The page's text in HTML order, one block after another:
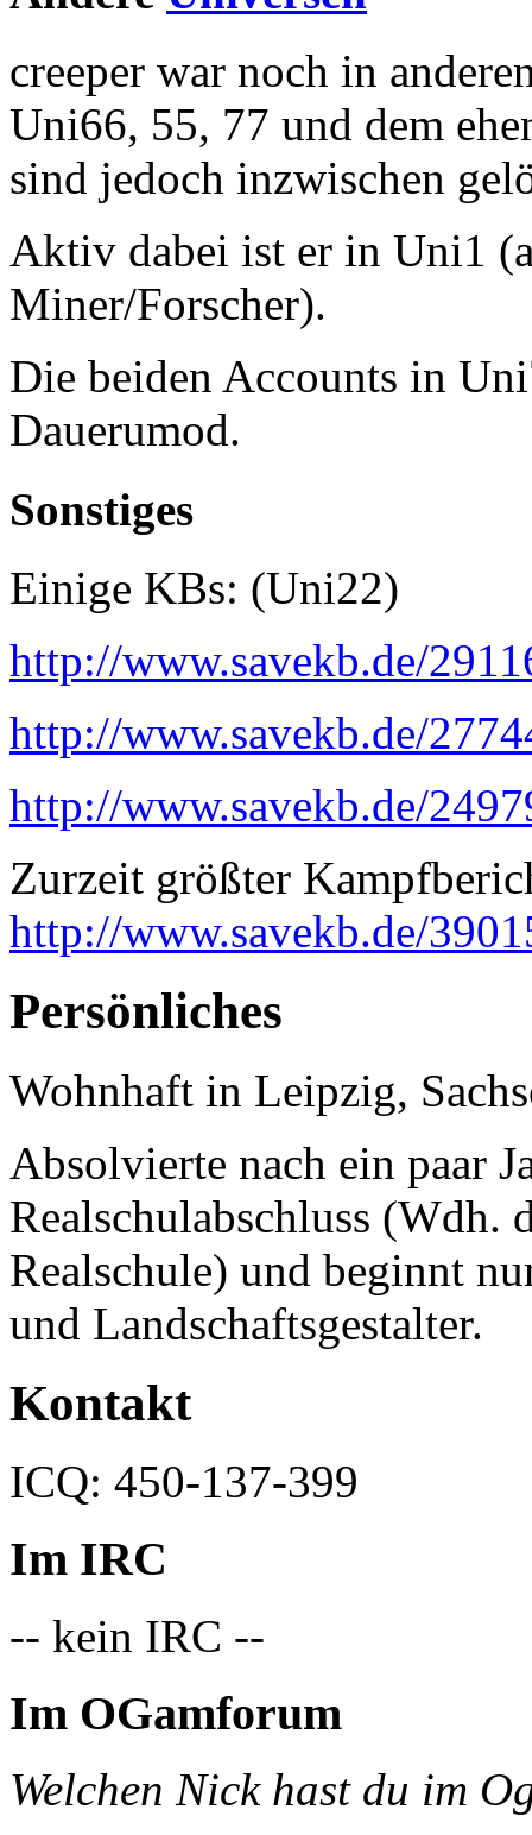
creeper war noch in
Uni66, 55, 77 und dem
sind jedoch inzwischen
Aktiv dabei ist er in Uni1
Miner/Forscher).
Die beiden Accounts in
Dauerumod.
Sonstiges
Einige KBs: (Uni22)
http://www.savekb.de/
http://www.savekb.de/
http://www.savekb.de/
Zurzeit größter
http://www.savekb.de/
Persönliches
Wohnhaft in Leipzig,
Absolvierte nach ein paar
Realschulabschluss (Wdh.
Realschule) und beginnt
und Landschaftsgestalter.
Kontakt
ICQ: 450-137-399
Im IRC
-- kein IRC --
Im OGamforum
Welchen Nick hast du im